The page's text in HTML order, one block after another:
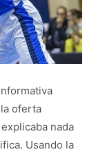
oferta
nada
Usando la